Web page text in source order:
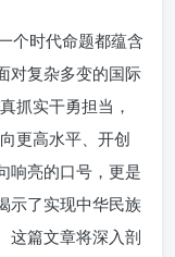
个时代命题都蕴含
对复杂多变的国际
抓实干勇担当，
更高水平、开创
响亮的口号，更是
示了实现中华民族
这篇文章将深入剖